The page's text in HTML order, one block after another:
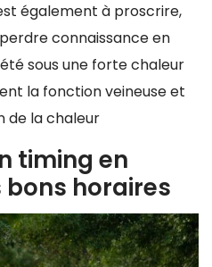
également à proscrire,
connaissance en
sous une forte chaleur
la fonction veineuse et
de la chaleur
timing en
horaires